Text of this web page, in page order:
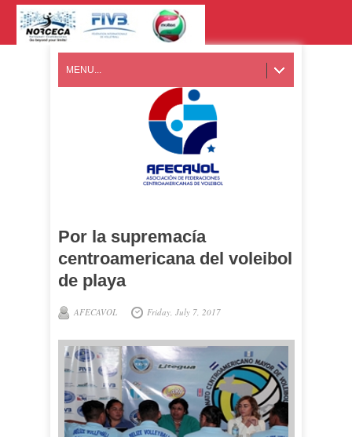
MENU...
Por la supremacía
centroamericana del voleibol
de playa
AFECAVOL Friday, July 7, 2017